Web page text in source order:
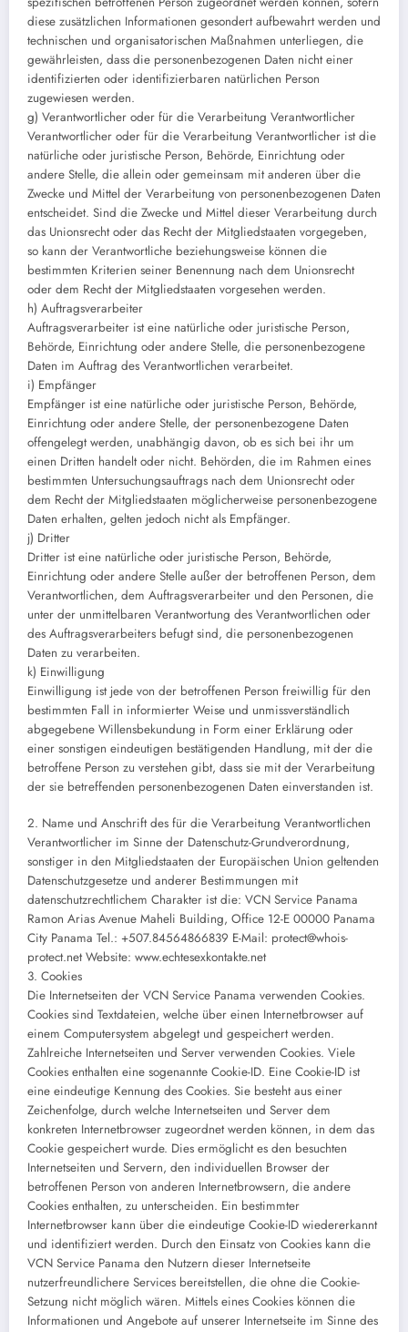
diese zusätzlichen Informationen gesondert aufbewahrt werden und
technischen und organisatorischen Maßnahmen unterliegen, die
gewährleisten, dass die personenbezogenen Daten nicht einer
identifizierten oder identifizierbaren natürlichen Person
zugewiesen werden.
g) Verantwortlicher oder für die Verarbeitung Verantwortlicher
Verantwortlicher oder für die Verarbeitung Verantwortlicher ist die
natürliche oder juristische Person, Behörde, Einrichtung oder
andere Stelle, die allein oder gemeinsam mit anderen über die
Zwecke und Mittel der Verarbeitung von personenbezogenen Daten
entscheidet. Sind die Zwecke und Mittel dieser Verarbeitung durch
das Unionsrecht oder das Recht der Mitgliedstaaten vorgegeben,
so kann der Verantwortliche beziehungsweise können die
bestimmten Kriterien seiner Benennung nach dem Unionsrecht
oder dem Recht der Mitgliedstaaten vorgesehen werden.
h) Auftragsverarbeiter
Auftragsverarbeiter ist eine natürliche oder juristische Person,
Behörde, Einrichtung oder andere Stelle, die personenbezogene
Daten im Auftrag des Verantwortlichen verarbeitet.
i) Empfänger
Empfänger ist eine natürliche oder juristische Person, Behörde,
Einrichtung oder andere Stelle, der personenbezogene Daten
offengelegt werden, unabhängig davon, ob es sich bei ihr um
einen Dritten handelt oder nicht. Behörden, die im Rahmen eines
bestimmten Untersuchungsauftrags nach dem Unionsrecht oder
dem Recht der Mitgliedstaaten möglicherweise personenbezogene
Daten erhalten, gelten jedoch nicht als Empfänger.
j) Dritter
Dritter ist eine natürliche oder juristische Person, Behörde,
Einrichtung oder andere Stelle außer der betroffenen Person, dem
Verantwortlichen, dem Auftragsverarbeiter und den Personen, die
unter der unmittelbaren Verantwortung des Verantwortlichen oder
des Auftragsverarbeiters befugt sind, die personenbezogenen
Daten zu verarbeiten.
k) Einwilligung
Einwilligung ist jede von der betroffenen Person freiwillig für den
bestimmten Fall in informierter Weise und unmissverständlich
abgegebene Willensbekundung in Form einer Erklärung oder
einer sonstigen eindeutigen bestätigenden Handlung, mit der die
betroffene Person zu verstehen gibt, dass sie mit der Verarbeitung
der sie betreffenden personenbezogenen Daten einverstanden ist.
2. Name und Anschrift des für die Verarbeitung Verantwortlichen
Verantwortlicher im Sinne der Datenschutz-Grundverordnung,
sonstiger in den Mitgliedstaaten der Europäischen Union geltenden
Datenschutzgesetze und anderer Bestimmungen mit
datenschutzrechtlichem Charakter ist die: VCN Service Panama
Ramon Arias Avenue Maheli Building, Office 12-E 00000 Panama
City Panama Tel.: +507.84564866839 E-Mail: protect@whois-
protect.net Website: www.echtesexkontakte.net
3. Cookies
Die Internetseiten der VCN Service Panama verwenden Cookies.
Cookies sind Textdateien, welche über einen Internetbrowser auf
einem Computersystem abgelegt und gespeichert werden.
Zahlreiche Internetseiten und Server verwenden Cookies. Viele
Cookies enthalten eine sogenannte Cookie-ID. Eine Cookie-ID ist
eine eindeutige Kennung des Cookies. Sie besteht aus einer
Zeichenfolge, durch welche Internetseiten und Server dem
konkreten Internetbrowser zugeordnet werden können, in dem das
Cookie gespeichert wurde. Dies ermöglicht es den besuchten
Internetseiten und Servern, den individuellen Browser der
betroffenen Person von anderen Internetbrowsern, die andere
Cookies enthalten, zu unterscheiden. Ein bestimmter
Internetbrowser kann über die eindeutige Cookie-ID wiedererkannt
und identifiziert werden. Durch den Einsatz von Cookies kann die
VCN Service Panama den Nutzern dieser Internetseite
nutzerfreundlichere Services bereitstellen, die ohne die Cookie-
Setzung nicht möglich wären. Mittels eines Cookies können die
Informationen und Angebote auf unserer Internetseite im Sinne des